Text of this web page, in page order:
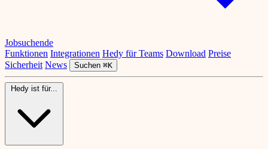
Jobsuchende
Funktionen Integrationen Hedy für Teams Download Preise
Sicherheit News Suchen ⌘K
Hedy ist für...